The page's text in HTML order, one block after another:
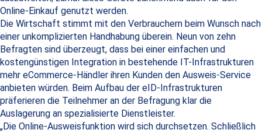
Online-Einkauf genutzt werden.
Die Wirtschaft stimmt mit den Verbrauchern beim Wunsch nach
einer unkomplizierten Handhabung überein. Neun von zehn
Befragten sind überzeugt, dass bei einer einfachen und
kostengünstigen Integration in bestehende IT-Infrastrukturen
mehr eCommerce-Händler ihren Kunden den Ausweis-Service
anbieten würden. Beim Aufbau der eID-Infrastrukturen
präferieren die Teilnehmer an der Befragung klar die
Auslagerung an spezialisierte Dienstleister.
„Die Online-Ausweisfunktion wird sich durchsetzen. Schließlich